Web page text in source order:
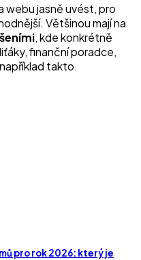
webu jasně uvést, pro
Většinou mají na
, kde konkrétně
finanční poradce,
takto.
pro rok 2026: který je